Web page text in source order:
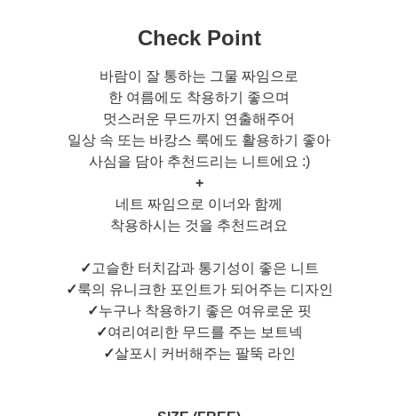
Check Point
바람이 잘 통하는 그물 짜임으로
한 여름에도 착용하기 좋으며
멋스러운 무드까지 연출해주어
일상 속 또는 바캉스 룩에도 활용하기 좋아
사심을 담아 추천드리는 니트에요 :)
+
네트 짜임으로 이너와 함께
착용하시는 것을 추천드려요
✓고슬한 터치감과 통기성이 좋은 니트
✓룩의 유니크한 포인트가 되어주는 디자인
✓누구나 착용하기 좋은 여유로운 핏
✓여리여리한 무드를 주는 보트넥
✓살포시 커버해주는 팔뚝 라인